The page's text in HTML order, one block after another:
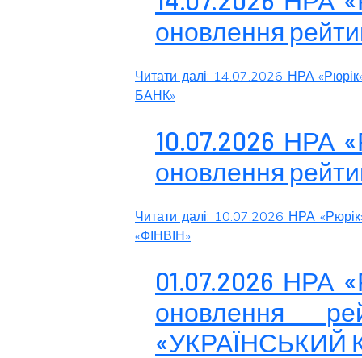
оновлення
Читати далі: 14.07.2026 НРА
БАНК»
10.07.2026 НРА
оновлення
Читати далі: 10.07.2026 НРА
«ФІНВІН»
01.07.2026 НРА
оновлення
«УКРАЇНСЬКИЙ